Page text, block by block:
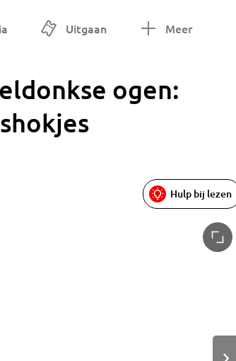
Uitgaan Meer
ogen:
Hulp bij lezen